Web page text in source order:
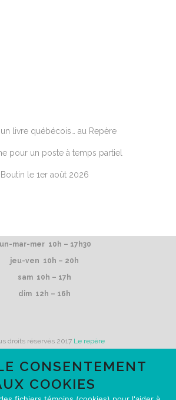
un livre québécois… au Repère
pour un poste à temps partiel
le 1er août 2026
mar-mer 10h – 17h30
jeu-ven 10h – 20h
sam 10h – 17h
dim 12h – 16h
droits réservés 2017 Le repère
reçoit du financement de
CONSENTEMENT
COOKIES